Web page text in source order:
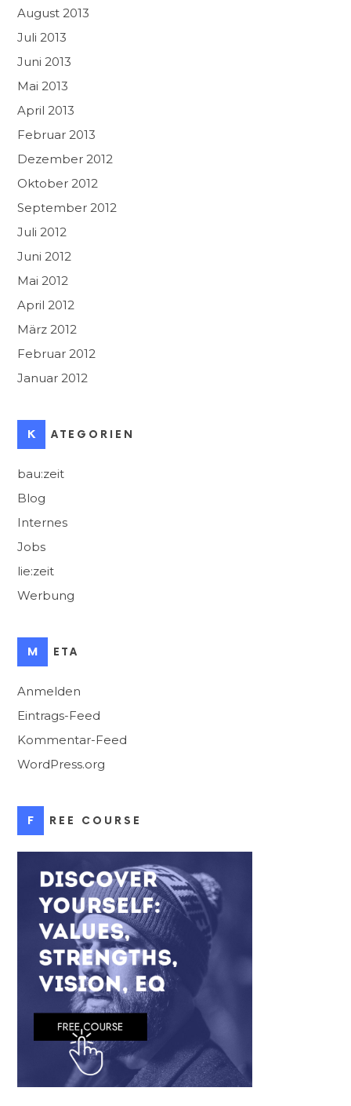
August 2013
Juli 2013
Juni 2013
Mai 2013
April 2013
Februar 2013
Dezember 2012
Oktober 2012
September 2012
Juli 2012
Juni 2012
Mai 2012
April 2012
März 2012
Februar 2012
Januar 2012
KATEGORIEN
bau:zeit
Blog
Internes
Jobs
lie:zeit
Werbung
META
Anmelden
Eintrags-Feed
Kommentar-Feed
WordPress.org
FREE COURSE